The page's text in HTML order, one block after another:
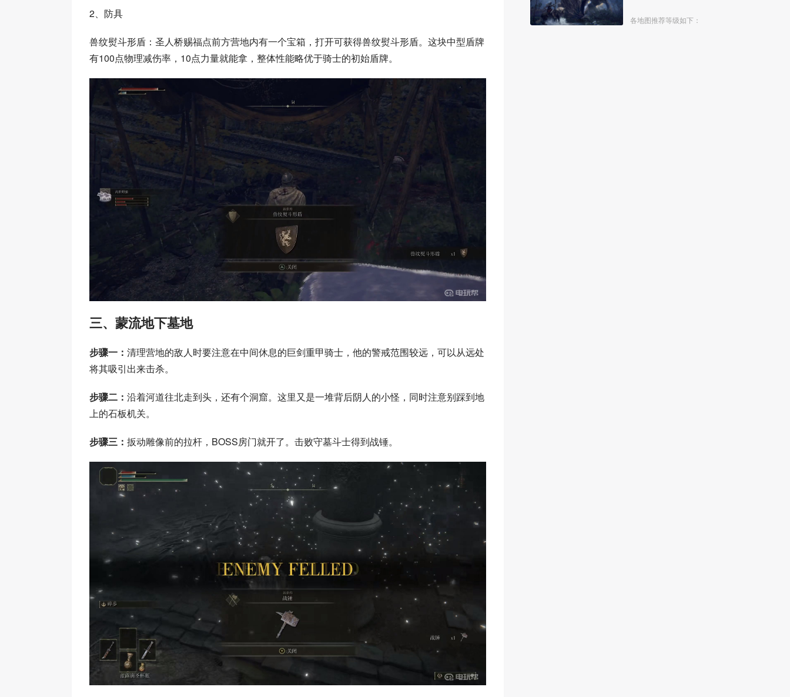
2、防具
兽纹熨斗形盾：圣人桥赐福点前方营地内有一个宝箱，打开可获得兽纹熨斗形盾。这块中型盾牌
有100点物理减伤率，10点力量就能拿，整体性能略优于骑士的初始盾牌。
三、蒙流地下墓地
步骤一： 清理营地的敌人时要注意在中间休息的巨剑重甲骑士，他的警戒范围较远，可以从远处
将其吸引出来击杀。
步骤二： 沿着河道往北走到头，还有个洞窟。这里又是一堆背后阴人的小怪，同时注意别踩到地
上的石板机关。
步骤三： 扳动雕像前的拉杆，BOSS房门就开了。击败守墓斗士得到战锤。
各地图推荐等级如下：